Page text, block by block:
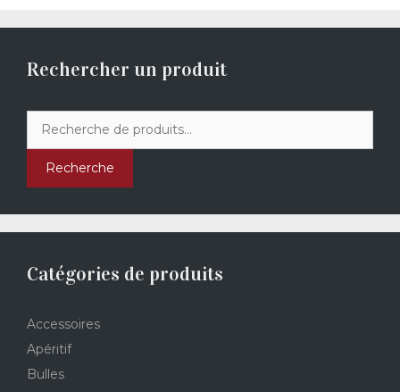
Rechercher un produit
pour :
Recherche
Catégories de produits
Accessoires
Apéritif
Bulles